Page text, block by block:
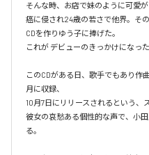
そんな時、お店で妹のように可愛
癌に侵され24歳の若さで他界。そ
CDを作りゆう子に捧げた。
これが デビューのきっかけになった
このCDがある日、歌手でもあり作
月に収録、
10月7日にリリースされるという、
彼女の哀愁ある個性的な声で、小
る。